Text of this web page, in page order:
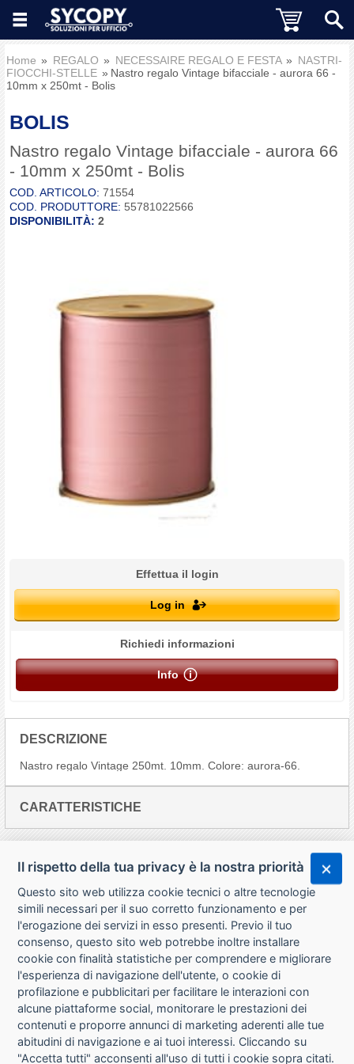
Home REGALO NECESSAIRE REGALO E FESTA
NASTRI-
FIOCCHI-STELLE
Nastro regalo Vintage bifacciale - aurora 66 -
10mm x 250mt - Bolis
BOLIS
Nastro regalo Vintage bifacciale - aurora 66
- 10mm x 250mt - Bolis
COD. ARTICOLO: 71554
COD. PRODUTTORE: 55781022566
DISPONIBILITÀ: 2
Effettua il login
Log in
Richiedi informazioni
Info
DESCRIZIONE
Nastro regalo Vintage 250mt. 10mm. Colore: aurora-66.
CARATTERISTICHE
CHI SIAMO
CONTATTI
CONDIZIONI DI VENDITA
Il rispetto della tua privacy è la nostra priorità
Questo sito web utilizza cookie tecnici o altre tecnologie
simili necessari per il suo corretto funzionamento e per
l'erogazione dei servizi in esso presenti. Previo il tuo
consenso, questo sito web potrebbe inoltre installare
cookie con finalità statistiche per comprendere e migliorare
l'esperienza di navigazione dell'utente, o cookie di
profilazione e pubblicitari per facilitare le interazioni con
alcune piattaforme social, monitorare le prestazioni dei
contenuti e proporre annunci di marketing aderenti alle tue
abitudini di navigazione e ai tuoi interessi. Cliccando su
"Accetta tutti" acconsenti all'uso di tutti i cookie sopra citati.